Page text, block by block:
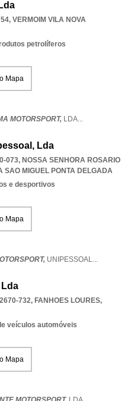
, VERMOIM VILA NOVA
petrolíferos
Mapa
MOTORSPORT, LDA...
Lda
073, NOSSA SENHORA ROSARIO
SAO MIGUEL PONTA DELGADA
e desportivos
Mapa
UNIPESSOAL...
732, FANHOES LOURES,
veículos automóveis
Mapa